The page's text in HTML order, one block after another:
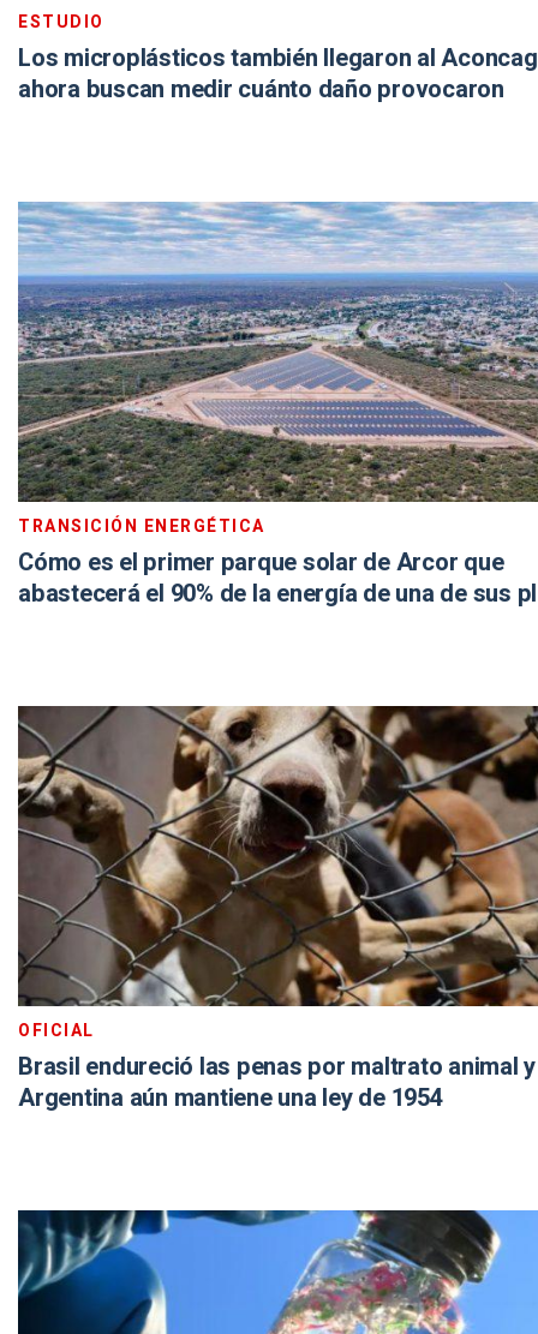
ESTUDIO
Los microplásticos también llegaron al
ahora buscan medir cuánto daño provocaron
TRANSICIÓN ENERGÉTICA
Cómo es el primer parque solar de Arcor que
abastecerá el 90% de la energía de una de sus
OFICIAL
Brasil endureció las penas por maltrato animal y
Argentina aún mantiene una ley de 1954